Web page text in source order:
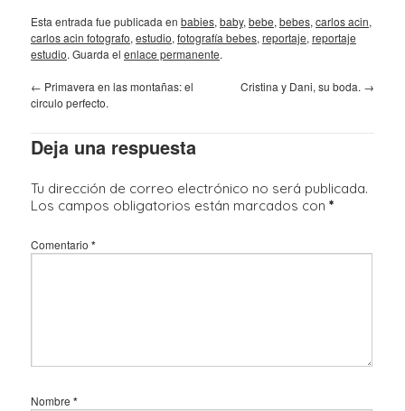
Esta entrada fue publicada en babies, baby, bebe, bebes, carlos acin,
carlos acin fotografo, estudio, fotografía bebes, reportaje, reportaje
estudio. Guarda el enlace permanente.
← Primavera en las montañas: el
circulo perfecto.
Cristina y Dani, su boda. →
Deja una respuesta
Tu dirección de correo electrónico no será publicada.
Los campos obligatorios están marcados con *
Comentario *
Nombre *